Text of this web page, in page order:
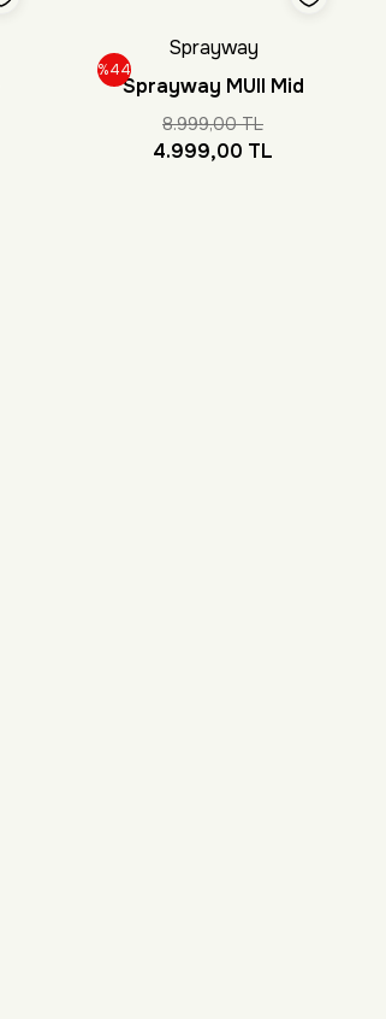
%44
Sprayway
Sprayway MUll Mid
HydroDry Erkek Bot
8.999,00 TL
4.999,00 TL